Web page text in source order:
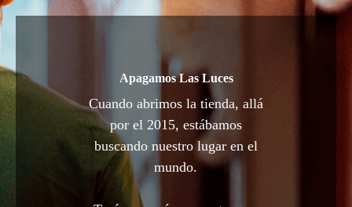
Apagamos Las Luces
Cuando abrimos la tienda, allá
por el 2015, estábamos
buscando nuestro lugar en el
mundo.